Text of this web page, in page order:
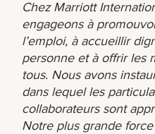
Chez Marriott
engageons à
l’emploi, à accueillir
personne et à offrir les
tous. Nous avons
dans lequel les
collaborateurs sont
Notre plus grande